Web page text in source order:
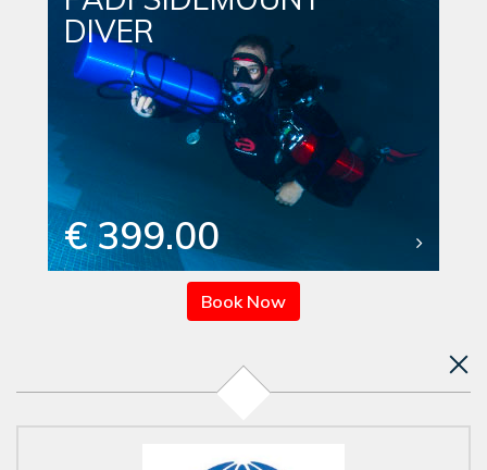
DIVER
€ 399.00
Book Now